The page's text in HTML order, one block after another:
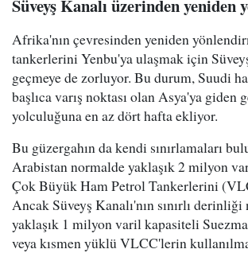
Süveyş Kanalı üzerinden yeniden
Afrika'nın çevresinden yeniden
tankerlerini Yenbu'ya ulaşmak için
geçmeye de zorluyor. Bu durum, Suudi
başlıca varış noktası olan Asya'ya giden
yolculuğuna en az dört hafta ekliyor.
Bu güzergahın da kendi sınırlamaları
Arabistan normalde yaklaşık 2 milyon
Çok Büyük Ham Petrol Tankerlerini
Ancak Süveyş Kanalı'nın sınırlı
yaklaşık 1 milyon varil kapasiteli
veya kısmen yüklü VLCC'lerin